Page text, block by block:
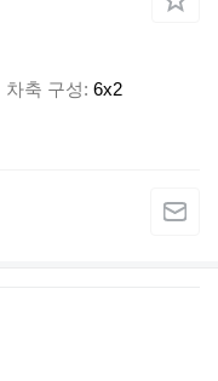
차축 구성 6x2